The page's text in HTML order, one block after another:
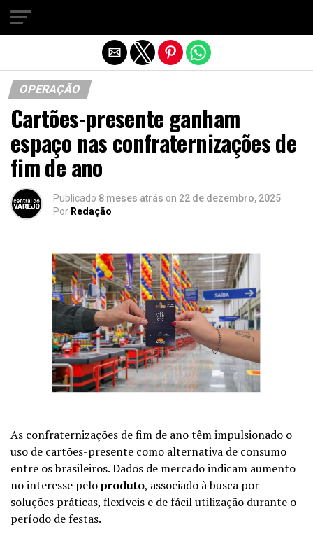
OPERAÇÃO
Cartões-presente ganham
espaço nas confraternizações de
fim de ano
Publicado 8 meses atrás on 22 de dezembro, 2025
Por Redação
As confraternizações de fim de ano têm impulsionado o
uso de cartões-presente como alternativa de consumo
entre os brasileiros. Dados de mercado indicam aumento
no interesse peloproduto, associado à busca por
soluções práticas, flexíveis e de fácil utilização durante o
período de festas.